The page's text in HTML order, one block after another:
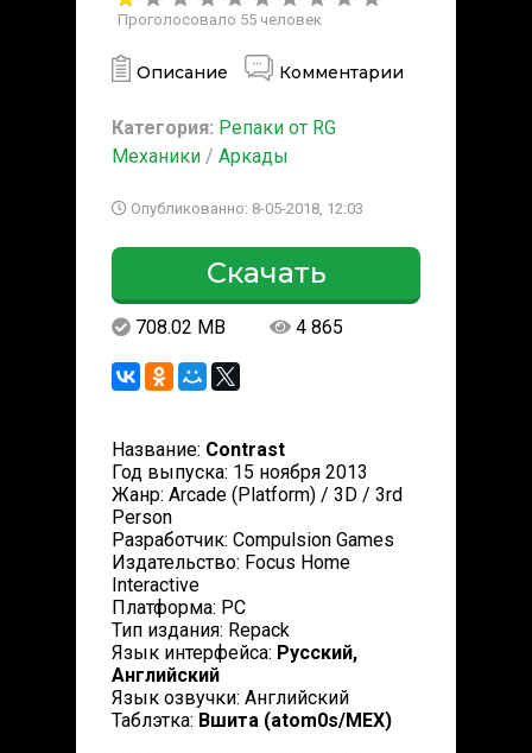
Проголосовало 55 человек
Описание Комментарии
Категория: Репаки от RG
Механики / Аркады
Опубликованно: 8-05-2018, 12:03
Скачать
708.02 MB 4 865
Название: Contrast
Год выпуска: 15 ноября 2013
Жанр: Arcade (Platform) / 3D / 3rd
Person
Разработчик: Compulsion Games
Издательство: Focus Home
Interactive
Платформа: PC
Тип издания: Repack
Язык интерфейса: Русский,
Английский
Язык озвучки: Английский
Таблэтка: Вшита (atom0s/MEX)